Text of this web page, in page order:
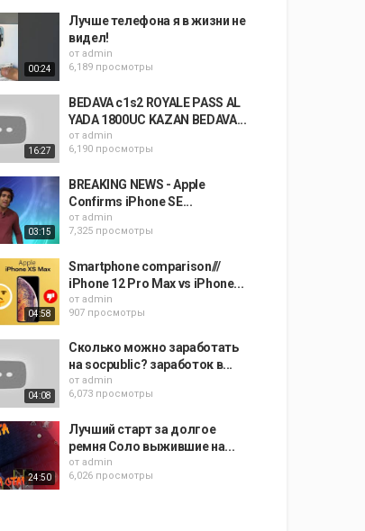
00:24
Лучше телефона я в жизни не
видел!
от admin
6,189 просмотры
16:27
BEDAVA c1s2 ROYALE PASS AL
YADA 1800UC KAZAN BEDAVA...
от admin
6,190 просмотры
03:15
BREAKING NEWS - Apple
Confirms iPhone SE...
от admin
7,325 просмотры
04:58
Smartphone comparison///
iPhone 12 Pro Max vs iPhone...
от admin
907 просмотры
04:08
Сколько можно заработать
на socpublic? заработок в...
от admin
6,073 просмотры
24:50
Лучший старт за долгое
ремня Соло выжившие на...
от admin
6,026 просмотры